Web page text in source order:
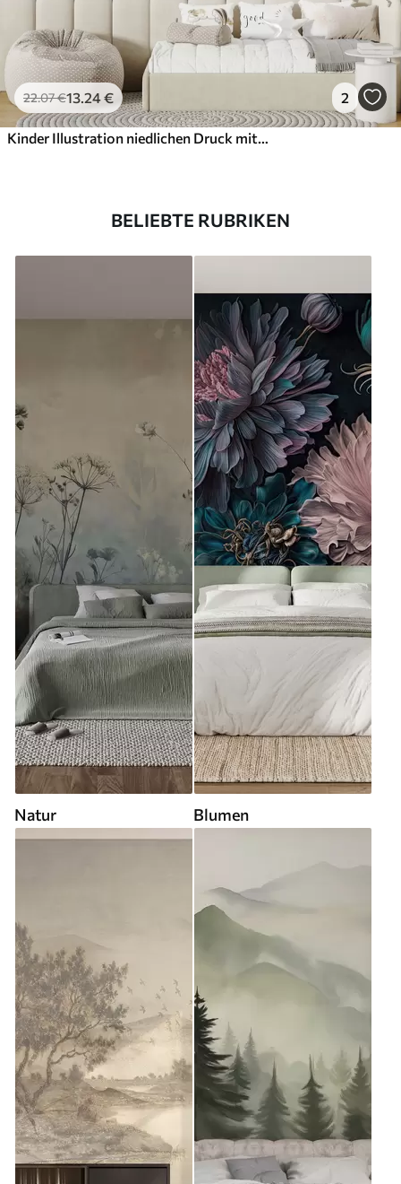
22.07€13.24€ 2
Kinder Illustration niedlichen Druck mit blauen Wal umgeben von Fischen, Tintenfischen, Quallen in einem blauen Ozean mit Blasen
BELIEBTE RUBRIKEN
Natur Blumen